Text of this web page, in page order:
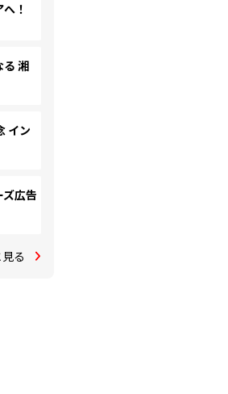
！
る 湘
イン
ズ広告
る